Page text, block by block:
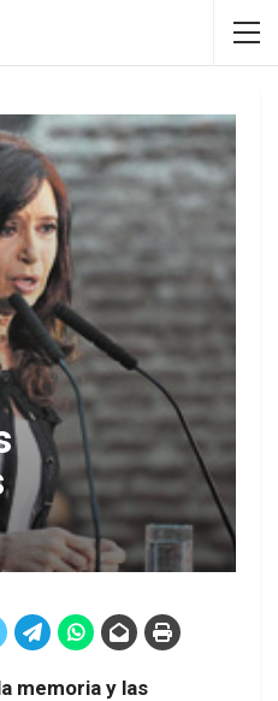
memoria y las